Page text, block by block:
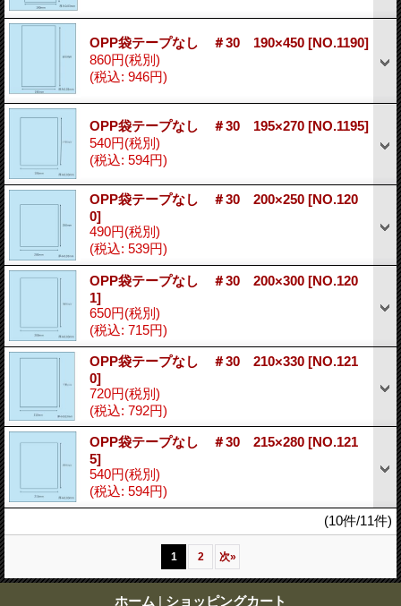
OPP袋テープなし ＃30 190×450 [NO.1190]
860円(税別)
(税込: 946円)
OPP袋テープなし ＃30 195×270 [NO.1195]
540円(税別)
(税込: 594円)
OPP袋テープなし ＃30 200×250 [NO.120
0]
490円(税別)
(税込: 539円)
OPP袋テープなし ＃30 200×300 [NO.120
1]
650円(税別)
(税込: 715円)
OPP袋テープなし ＃30 210×330 [NO.121
0]
720円(税別)
(税込: 792円)
OPP袋テープなし ＃30 215×280 [NO.121
5]
540円(税別)
(税込: 594円)
(10件/11件)
1 2 次»
ホーム | ショッピングカート